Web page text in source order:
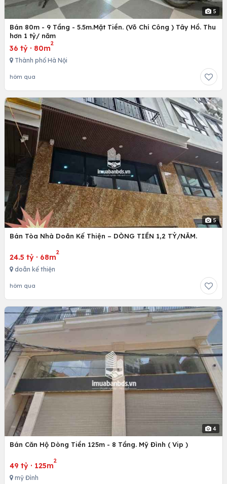
5
Bán 80m - 9 Tầng - 5.5m.Mặt Tiền. (Võ Chí Công ) Tây Hồ. Thu
hơn 1 tỷ/ năm
36 tỷ · 80m
2
Thành phố Hà Nội
hôm qua
5
Bán Tòa Nhà Doãn Kế Thiện – DÒNG TIỀN 1,2 TỶ/NĂM.
24.5 tỷ · 68m
2
doãn kế thiện
hôm qua
4
Bán Căn Hộ Dòng Tiền 125m - 8 Tầng. Mỹ Đình ( Vip )
49 tỷ · 125m
2
mỹ Đình